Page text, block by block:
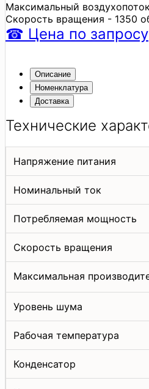
Максимальный
Скорость вращения - 1350
☎ Цена по запросу
Описание
Номенклатура
Доставка
Технические
Напряжение питания
Номинальный ток
Потребляемая мощность
Скорость вращения
Максимальная
Уровень шума
Рабочая температура
Конденсатор